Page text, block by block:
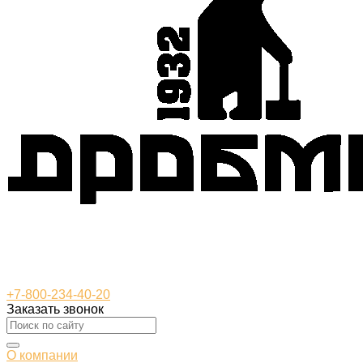
+7-800-234-40-20
Заказать звонок
О компании